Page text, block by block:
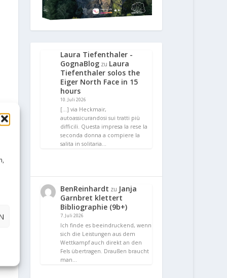
Laura Tiefenthaler -
GognaBlog zu Laura
Tiefenthaler solos the
Eiger North Face in 15
hours
10. Juli 2026
[…] via Heckmair,
autoassicurandosi sui tratti più
difficili. Questa impresa la rese la
seconda donna a compiere la
salita in solitaria…
BenReinhardt zu Janja
Garnbret klettert
Bibliographie (9b+)
7. Juli 2026
Ich finde es beeindruckend, wenn
sich die Leistungen aus dem
Wettkampf auch direkt an den
Fels übertragen. Draußen braucht
man…